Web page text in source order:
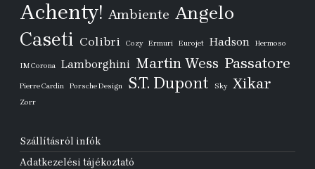
Achenty! Ambiente Angelo
Caseti Colibri Cozy Ermuri Eurojet Hadson Hermoso
IM Corona Lamborghini Martin Wess Passatore
Pierre Cardin Porsche Design S.T. Dupont Sky Xikar
Zorr
Szállításról infók
Adatkezelési tájékoztató